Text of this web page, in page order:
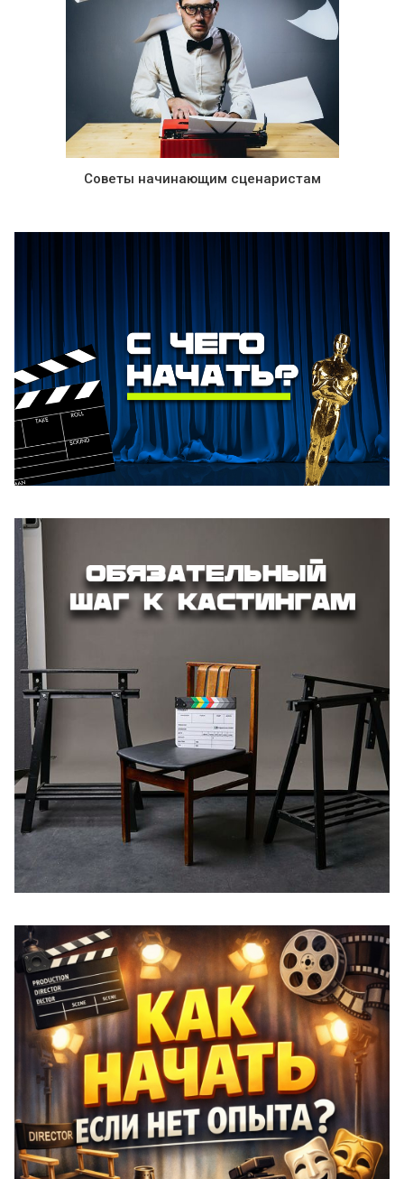
Советы начинающим сценаристам